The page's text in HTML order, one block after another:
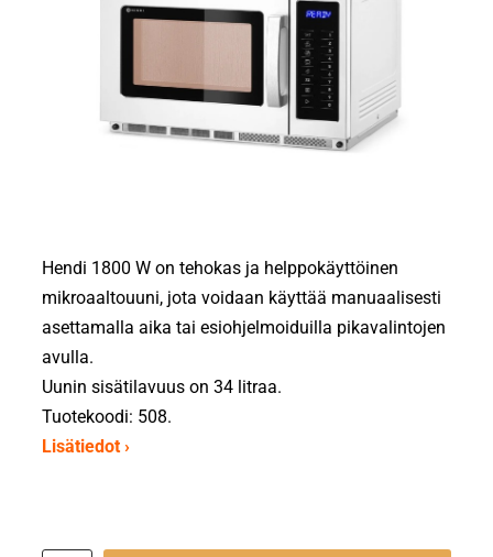
Hendi 1800 W on tehokas ja helppokäyttöinen
mikroaaltouuni, jota voidaan käyttää manuaalisesti
asettamalla aika tai esiohjelmoiduilla pikavalintojen
avulla.
Uunin sisätilavuus on 34 litraa.
Tuotekoodi: 508.
Lisätiedot ›